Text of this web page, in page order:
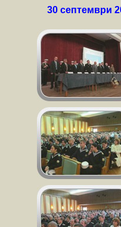
30 септември